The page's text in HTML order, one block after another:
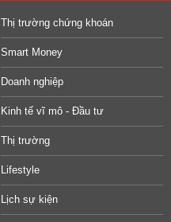
Thị trường chứng khoán
Smart Money
Doanh nghiệp
Kinh tế vĩ mô - Đầu tư
Thị trường
Lifestyle
Lịch sự kiện